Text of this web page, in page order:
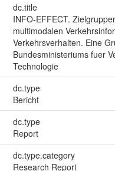
dc.title
INFO-EFFECT.
multimodalen
Verkehrsverhalten. Eine
Bundesministeriums fuer
Technologie
dc.type
Bericht
dc.type
Report
dc.type.category
Research Report